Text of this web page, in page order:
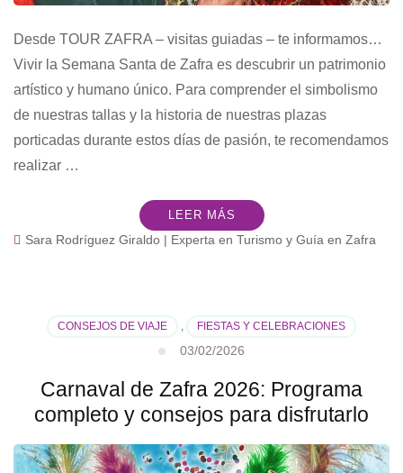
Desde TOUR ZAFRA – visitas guiadas – te informamos…
Vivir la Semana Santa de Zafra es descubrir un patrimonio
artístico y humano único. Para comprender el simbolismo
de nuestras tallas y la historia de nuestras plazas
porticadas durante estos días de pasión, te recomendamos
realizar …
LEER MÁS
Sara Rodríguez Giraldo | Experta en Turismo y Guía en Zafra
CONSEJOS DE VIAJE , FIESTAS Y CELEBRACIONES
03/02/2026
Carnaval de Zafra 2026: Programa
completo y consejos para disfrutarlo